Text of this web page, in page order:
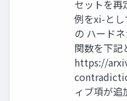
セットを再
例をxi-と
の ハード
関数を下記
https://
ィブ項が追